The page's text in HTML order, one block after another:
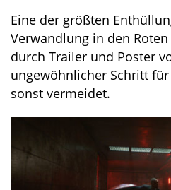
Eine der größten
Verwandlung in den
durch Trailer und Poster
ungewöhnlicher Schritt
sonst vermeidet.